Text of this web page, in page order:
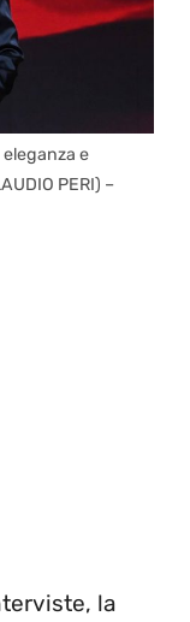
eleganza e
PERI) –
la